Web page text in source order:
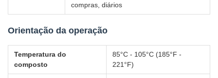
compras, diários
Orientação da operação
Temperatura do
composto
85°C - 105°C (185°F -
221°F)